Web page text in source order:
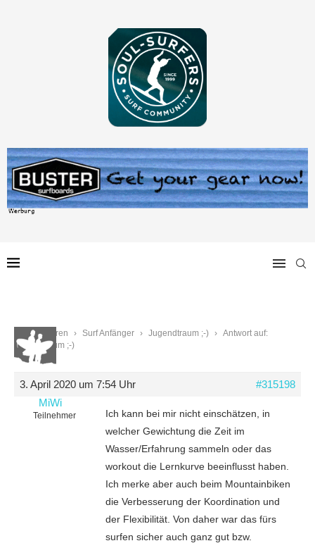
Start › Foren › Surf Anfänger › Jugendtraum ;-) › Antwort auf:
Jugendtraum ;-)
3. April 2020 um 7:54 Uhr
#315198
MiWi
Teilnehmer
Ich kann bei mir nicht einschätzen, in
welcher Gewichtung die Zeit im
Wasser/Erfahrung sammeln oder das
workout die Lernkurve beeinflusst haben.
Ich merke aber auch beim Mountainbiken
die Verbesserung der Koordination und
der Flexibilität. Von daher war das fürs
surfen sicher auch ganz gut bzw.